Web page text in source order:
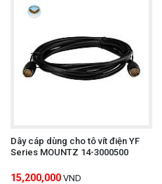
Dây cáp dùng cho tô vít điện YF
Series MOUNTZ 14-3000500
15,200,000 VND